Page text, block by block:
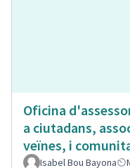
Oficina
a ciutadans,
veïnes, i
Isabel Bou Bayona